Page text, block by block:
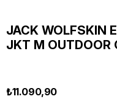
JACK WOLFSKIN
JKT M
₺11.090,90